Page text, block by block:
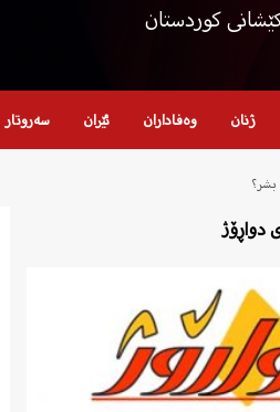
کوردستان
ژنان وەفاداران ئێران سەروتار
دواڕۆژ